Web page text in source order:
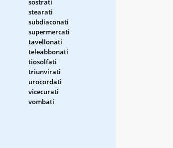
stearati
subdiaconati
supermercati
tavellonati
teleabbonati
tiosolfati
triunvirati
urocordati
vicecurati
vombati